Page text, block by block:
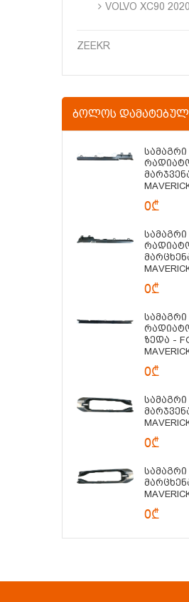
VOLVO XC90
ZEEKR
ᲑᲝᲚᲝᲡ
Სამაგრი
0₾
Სამაგრი
0₾
Სამაგრი
Ზედა -
0₾
0₾
0₾